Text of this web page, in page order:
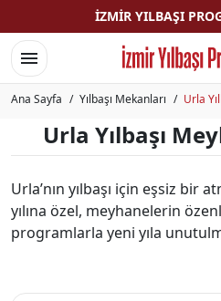
İZMIR YILBAŞI
Menüyü aç/Menüyü kapat
Ana Sayfa Yılbaşı Mekanları Urla
Urla Yılbaşı
Urla’nın yılbaşı için eşsiz bir
yılına özel, meyhanelerin
programlarla yeni yıla